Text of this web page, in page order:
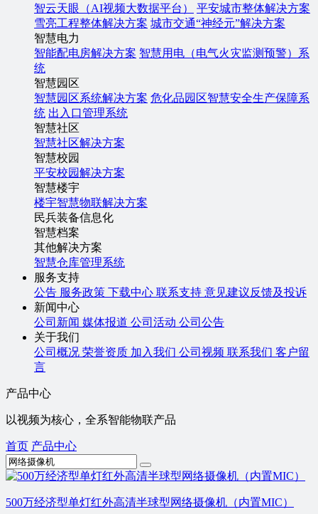
智云天眼（AI视频大数据平台）
平安城市整体解决方案
雪亮工程整体解决方案 城市交通“神经元”解决方案
智慧电力
智能配电房解决方案 智慧用电（电气火灾监测预警）系
统
智慧园区
智慧园区系统解决方案 危化品园区智慧安全生产保障系
统 出入口管理系统
智慧社区
智慧社区解决方案
智慧校园
平安校园解决方案
智慧楼宇
楼宇智慧物联解决方案
民兵装备信息化
智慧档案
其他解决方案
智慧仓库管理系统
服务支持
公告 服务政策 下载中心 联系支持 意见建议反馈及投诉
新闻中心
公司新闻 媒体报道 公司活动 公司公告
关于我们
公司概况 荣誉资质 加入我们 公司视频 联系我们 客户留
言
产品中心
以视频为核心，全系智能物联产品
首页 产品中心
500万经济型单灯红外高清半球型网络摄像机（内置MIC）